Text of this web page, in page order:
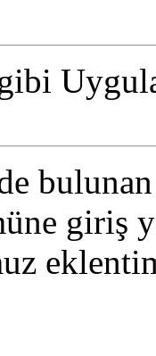
giriş